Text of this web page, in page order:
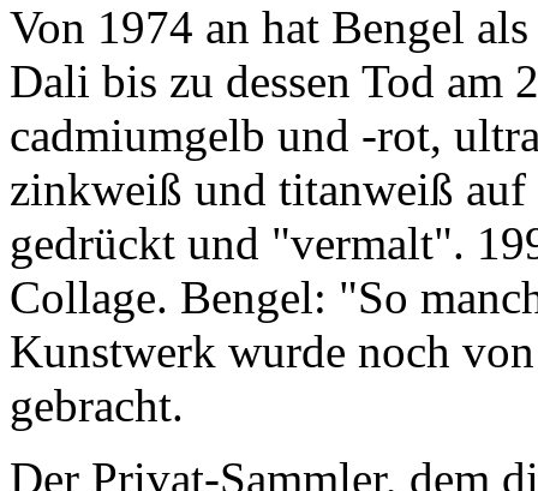
Von 1974 an hat Bengel
Dali bis zu dessen Tod am
cadmiumgelb und -rot,
zinkweiß und titanweiß
gedrückt und "vermalt".
Collage. Bengel: "So
Kunstwerk wurde noch
gebracht.
Der Privat-Sammler, dem